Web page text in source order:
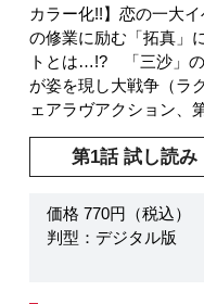
カラー化!!】恋の一大
の修業に励む「拓真」
トとは…!? 「三沙」
が姿を現し大戦争（ラ
ェアラヴアクション、
第1話 試し読み
価格 770円（税込
判型：デジタル版